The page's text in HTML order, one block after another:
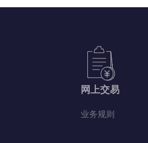
网上交易
业务规则